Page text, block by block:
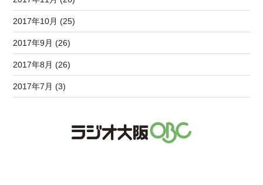
2017年10月 (25)
2017年9月 (26)
2017年8月 (26)
2017年7月 (3)